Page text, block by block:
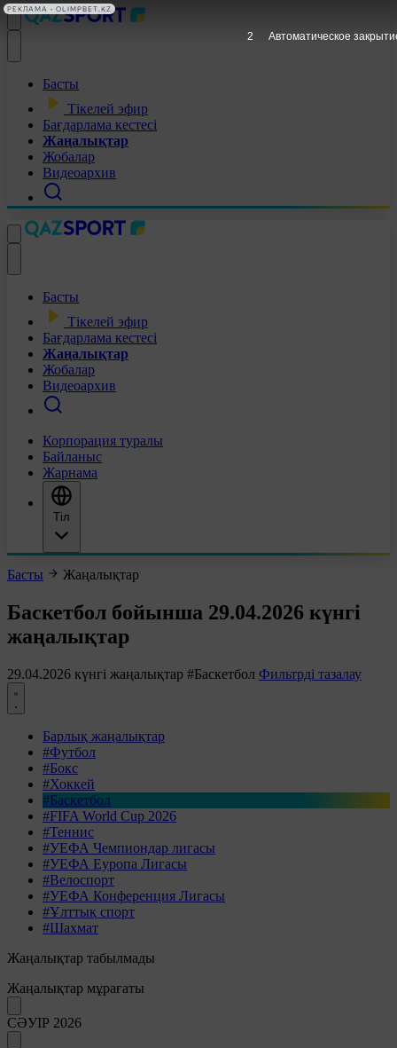
Басты
Тікелей эфир
Бағдарлама кестесі
Жаңалықтар
Жобалар
Видеоархив
Басты
Тікелей эфир
Бағдарлама кестесі
Жаңалықтар
Жобалар
Видеоархив
Корпорация туралы
Байланыс
Жарнама
Тіл
Басты Жаңалықтар
Баскетбол бойынша 29.04.2026 күнгі
жаңалықтар
29.04.2026 күнгі жаңалықтар #Баскетбол Фильтрді тазалау
Барлық жаңалықтар
#Футбол
#Бокс
#Хоккей
#Баскетбол
#FIFA World Cup 2026
#Теннис
#УЕФА Чемпиондар лигасы
#УЕФА Еуропа Лигасы
#Велоспорт
#УЕФА Конференция Лигасы
#Ұлттық спорт
#Шахмат
Жаңалықтар табылмады
Жаңалықтар мұрағаты
СӘУІР 2026
1 Автоматическое
РЕКЛАМА • OLIMPBET.KZ